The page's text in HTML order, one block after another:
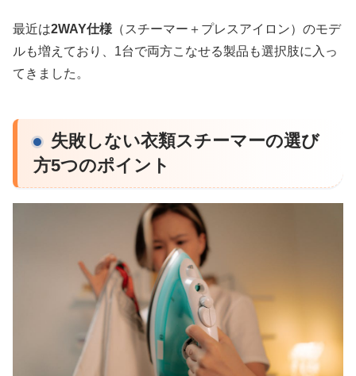
最近は2WAY仕様 （スチーマー＋プレスアイロン）のモデ
ルも増えており、1台で両方こなせる製品も選択肢に入っ
てきました。
失敗しない衣類スチーマーの選び
方5つのポイント